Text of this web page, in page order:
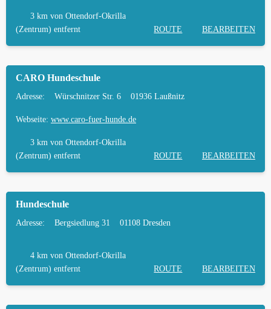
3 km von Ottendorf-Okrilla
(Zentrum) entfernt
ROUTE BEARBEITEN
CARO Hundeschule
Adresse: Würschnitzer Str. 6 01936 Laußnitz
Webseite: www.caro-fuer-hunde.de
3 km von Ottendorf-Okrilla
(Zentrum) entfernt
ROUTE BEARBEITEN
Hundeschule
Adresse: Bergsiedlung 31 01108 Dresden
4 km von Ottendorf-Okrilla
(Zentrum) entfernt
ROUTE BEARBEITEN